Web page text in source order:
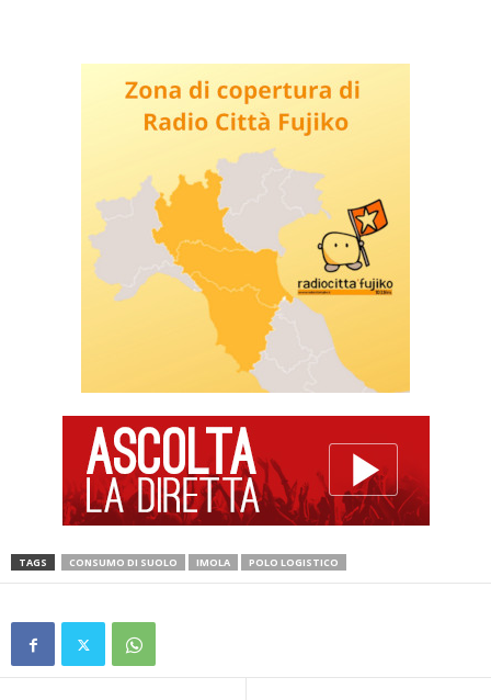
TAGS CONSUMO DI SUOLO IMOLA POLO LOGISTICO